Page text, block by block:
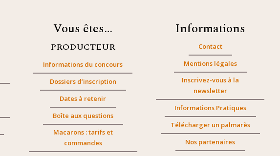
Vous êtes…
PRODUCTEUR
Informations du concours
Dossiers d’inscription
Dates à retenir
Boîte aux questions
Macarons : tarifs et
commandes
Informations
Contact
Mentions légales
Inscrivez-vous à la
newsletter
Informations Pratiques
Télécharger un palmarès
Nos partenaires